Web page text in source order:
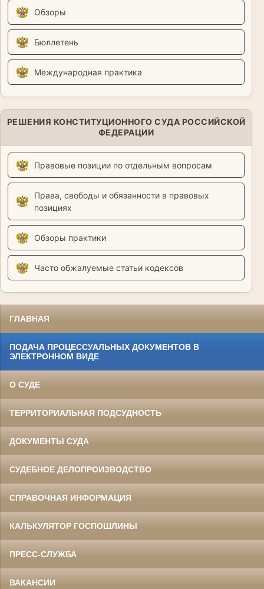
Обзоры
Бюллетень
Международная практика
РЕШЕНИЯ КОНСТИТУЦИОННОГО СУДА РОССИЙСКОЙ
ФЕДЕРАЦИИ
Правовые позиции по отдельным вопросам
Права, свободы и обязанности в правовых
позициях
Обзоры практики
Часто обжалуемые статьи кодексов
ГЛАВНАЯ
ПОДАЧА ПРОЦЕССУАЛЬНЫХ ДОКУМЕНТОВ В
ЭЛЕКТРОННОМ ВИДЕ
О СУДЕ
ТЕРРИТОРИАЛЬНАЯ ПОДСУДНОСТЬ
ДОКУМЕНТЫ СУДА
СУДЕБНОЕ ДЕЛОПРОИЗВОДСТВО
СПРАВОЧНАЯ ИНФОРМАЦИЯ
КАЛЬКУЛЯТОР ГОСПОШЛИНЫ
ПРЕСС-СЛУЖБА
ВАКАНСИИ